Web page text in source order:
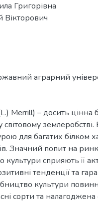
Григорівна
Вікторович
аграрний
Merrill) – досить цінна
світовому
для багатих білком
Значний попит на
культури сприяють її
тенденції та
культури
сорти та налагоджена